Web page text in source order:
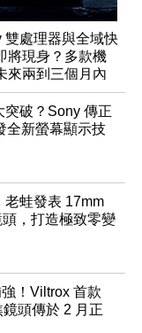
雙處理器與全域快
將現身？多款機
來兩到三個月內
突破？Sony 傳正
全新螢幕顯示技
老蛙發表 17mm
，打造極致零變
！Viltrox 首款
頭傳於 2 月正